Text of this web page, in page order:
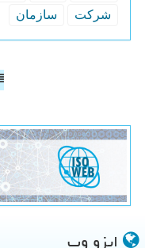
شركت
سازمان
ایزو وب